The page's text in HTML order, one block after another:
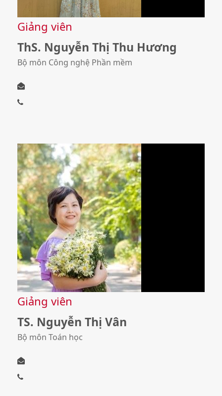
Giảng viên
ThS. Nguyễn Thị Thu Hương
Bộ môn Công nghệ Phần mềm
Giảng viên
TS. Nguyễn Thị Vân
Bộ môn Toán học